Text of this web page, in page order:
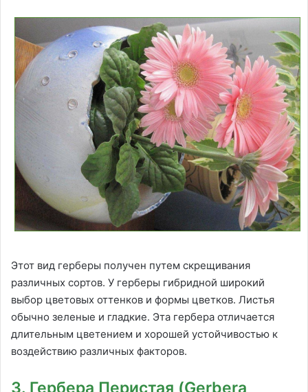
Этот вид герберы получен путем скрещивания
различных сортов. У герберы гибридной широкий
выбор цветовых оттенков и формы цветков. Листья
обычно зеленые и гладкие. Эта гербера отличается
длительным цветением и хорошей устойчивостью к
воздействию различных факторов.
3. Гербера Перистая (Gerbera